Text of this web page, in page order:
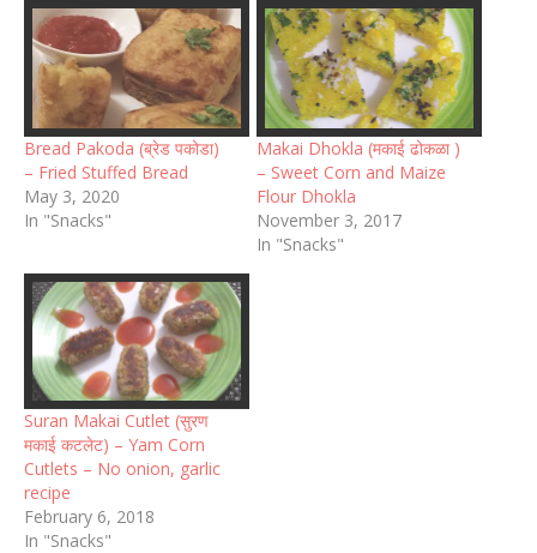
Bread Pakoda (ब्रेड पकोडा)
– Fried Stuffed Bread
May 3, 2020
In "Snacks"
Makai Dhokla (मकाई ढोकळा )
– Sweet Corn and Maize
Flour Dhokla
November 3, 2017
In "Snacks"
Suran Makai Cutlet (सुरण
मकाई कटलेट) – Yam Corn
Cutlets – No onion, garlic
recipe
February 6, 2018
In "Snacks"